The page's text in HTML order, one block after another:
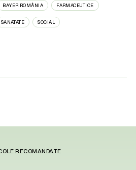
BAYER ROMÂNIA FARMACEUTICE
SANATATE SOCIAL
RECOMANDATE